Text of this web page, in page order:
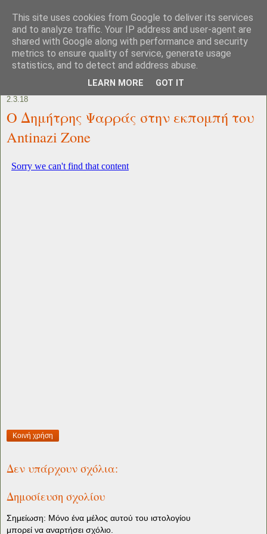
2.3.18
Ο Δημήτρης Ψαρράς στην εκπομπή του
Antinazi Zone
Κοινή χρήση
Δεν υπάρχουν σχόλια:
Δημοσίευση σχολίου
Σημείωση: Μόνο ένα μέλος αυτού του ιστολογίου
μπορεί να αναρτήσει σχόλιο.
This site uses cookies from Google to deliver its services
and to analyze traffic. Your IP address and user-agent are
shared with Google along with performance and security
metrics to ensure quality of service, generate usage
statistics, and to detect and address abuse.
LEARN MORE GOT IT